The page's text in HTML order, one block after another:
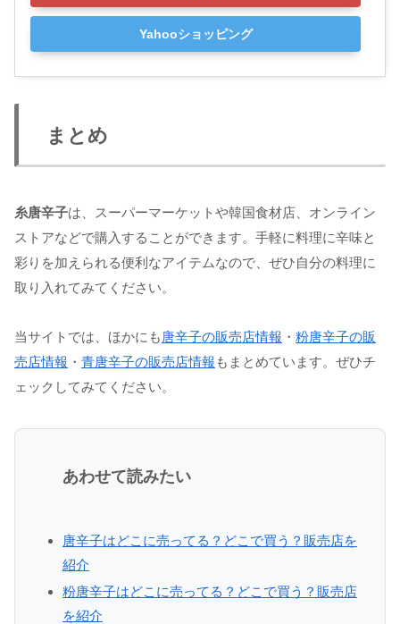
Yahooショッピング
まとめ
糸唐辛子は、スーパーマーケットや韓国食材店、オンライン
ストアなどで購入することができます。手軽に料理に辛味と
彩りを加えられる便利なアイテムなので、ぜひ自分の料理に
取り入れてみてください。
当サイトでは、ほかにも 唐辛子の販売店情報 ・ 粉唐辛子の販
売店情報 ・ 青唐辛子の販売店情報 もまとめています。ぜひチ
ェックしてみてください。
あわせて読みたい
唐辛子はどこに売ってる？どこで買う？販売店を
紹介
粉唐辛子はどこに売ってる？どこで買う？販売店
を紹介